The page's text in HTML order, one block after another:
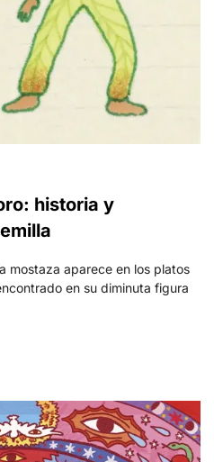
historia y
mostaza aparece en los platos
en su diminuta figura